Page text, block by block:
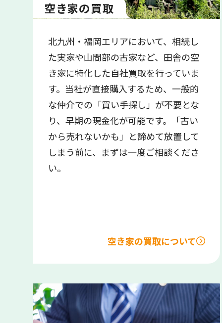
空き家の買取
北九州・福岡エリアにおいて、相続し
た実家や山間部の古家など、田舎の空
き家に特化した自社買取を行っていま
す。当社が直接購入するため、一般的
な仲介での「買い手探し」が不要とな
り、早期の現金化が可能です。「古い
から売れないかも」と諦めて放置して
しまう前に、まずは一度ご相談くださ
い。
空き家の買取について